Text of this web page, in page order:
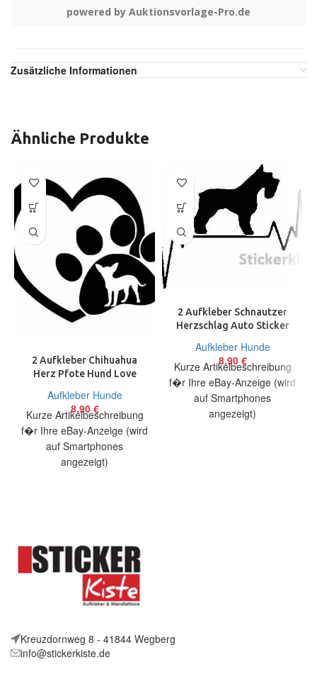
powered by Auktionsvorlage-Pro.de
Zusätzliche Informationen
Ähnliche Produkte
2 Aufkleber Chihuahua
Herz Pfote Hund Love
Tuning JDM
Aufkleber Hunde
8,90 €
Kurze Artikelbeschreibung
f�r Ihre eBay-Anzeige (wird
auf Smartphones
angezeigt)
2 Aufkleber Schnautzer
Herzschlag Auto Sticker
Aufkleber Hunde
8,90 €
Kurze Artikelbeschreibung
f�r Ihre eBay-Anzeige (wird
auf Smartphones
angezeigt)
Kreuzdornweg 8 - 41844 Wegberg
info@stickerkiste.de